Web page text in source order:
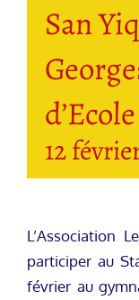
San
12
L’Association
participer au
février au